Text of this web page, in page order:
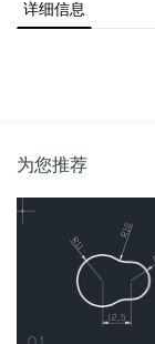
详细信息
为您推荐